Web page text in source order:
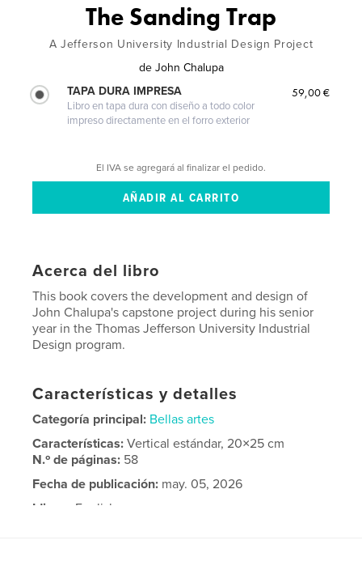
The Sanding Trap
A Jefferson University Industrial Design Project
de John Chalupa
TAPA DURA IMPRESA
Libro en tapa dura con diseño a todo color
impreso directamente en el forro exterior
59,00 €
El IVA se agregará al finalizar el pedido.
Acerca del libro
This book covers the development and design of
John Chalupa's capstone project during his senior
year in the Thomas Jefferson University Industrial
Design program.
Características y detalles
Categoría principal: Bellas artes
Características:Vertical estándar, 20×25 cm
N.º de páginas: 58
Fecha de publicación: may. 05, 2026
Idioma
English